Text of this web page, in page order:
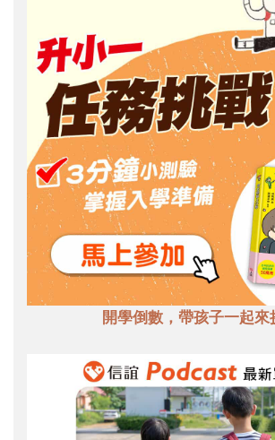
開學倒數，帶孩子一起來